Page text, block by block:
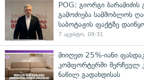
POG: გიორგი ბარამიძის
გამოძიება სამშობლოს
საბოტაჟის ფაქტზე
7 აგვისტო, 09:31
მიიღეთ 25%-იანი
კომფორტერში შერჩეულ
ნაწილ გადახდისას